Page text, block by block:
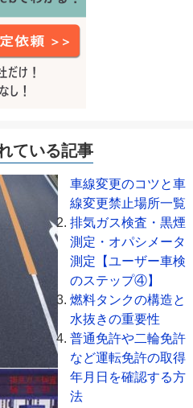
ている記事
車線変更のコツと車
線変更禁止場所一覧
排気ガス検査・黒煙
測定・オパシメータ
測定【ユーザー車検
のステップ④】
燃料タンクの構造と
水抜きの重要性
普通免許や二輪免許
など運転免許の取得
年月日を確認する方
法